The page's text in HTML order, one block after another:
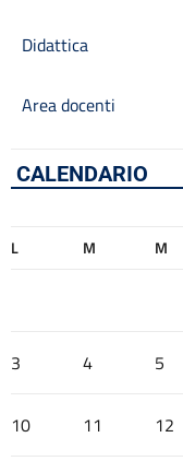
Didattica
Area docenti
CALENDARIO
L M M
3 4 5
10 11 12